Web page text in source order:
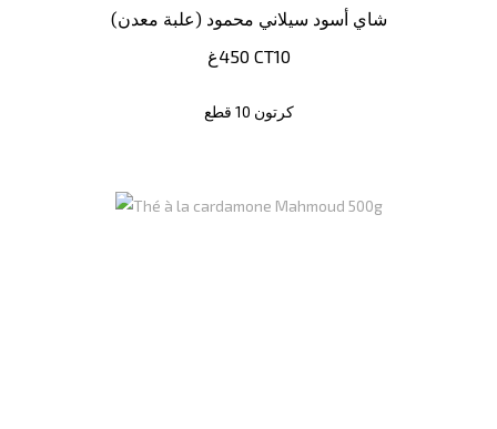
شاي أسود سيلاني محمود (علبة معدن)
450غ CT10
كرتون 10 قطع